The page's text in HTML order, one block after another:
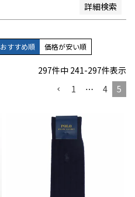
詳細検索
おすすめ順 価格が安い順
297件中 241-297件表示
1
… 4 5